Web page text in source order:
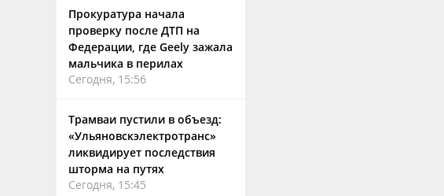
Прокуратура начала
проверку после ДТП на
Федерации, где Geely зажала
мальчика в перилах
Сегодня, 15:56
Трамваи пустили в объезд:
«Ульяновскэлектротранс»
ликвидирует последствия
шторма на путях
Сегодня, 15:45